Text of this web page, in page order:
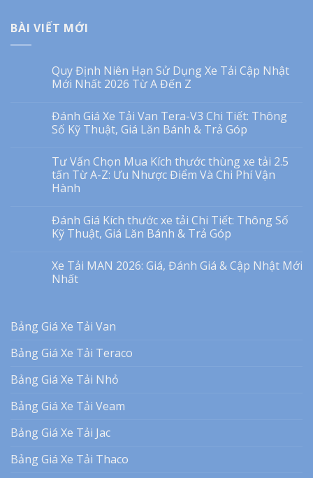
BÀI VIẾT MỚI
Quy Định Niên Hạn Sử Dụng Xe Tải Cập Nhật
Mới Nhất 2026 Từ A Đến Z
Đánh Giá Xe Tải Van Tera-V3 Chi Tiết: Thông
Số Kỹ Thuật, Giá Lăn Bánh & Trả Góp
Tư Vấn Chọn Mua Kích thước thùng xe tải 2.5
tấn Từ A-Z: Ưu Nhược Điểm Và Chi Phí Vận
Hành
Đánh Giá Kích thước xe tải Chi Tiết: Thông Số
Kỹ Thuật, Giá Lăn Bánh & Trả Góp
Xe Tải MAN 2026: Giá, Đánh Giá & Cập Nhật Mới
Nhất
Bảng Giá Xe Tải Van
Bảng Giá Xe Tải Teraco
Bảng Giá Xe Tải Nhỏ
Bảng Giá Xe Tải Veam
Bảng Giá Xe Tải Jac
Bảng Giá Xe Tải Thaco